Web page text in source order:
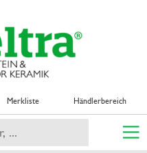
Merkliste Händlerbereich